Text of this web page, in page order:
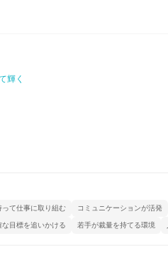
輝く
って仕事に取り組む コミュニケーションが活発
な目標を追いかける 若手が裁量を持てる環境